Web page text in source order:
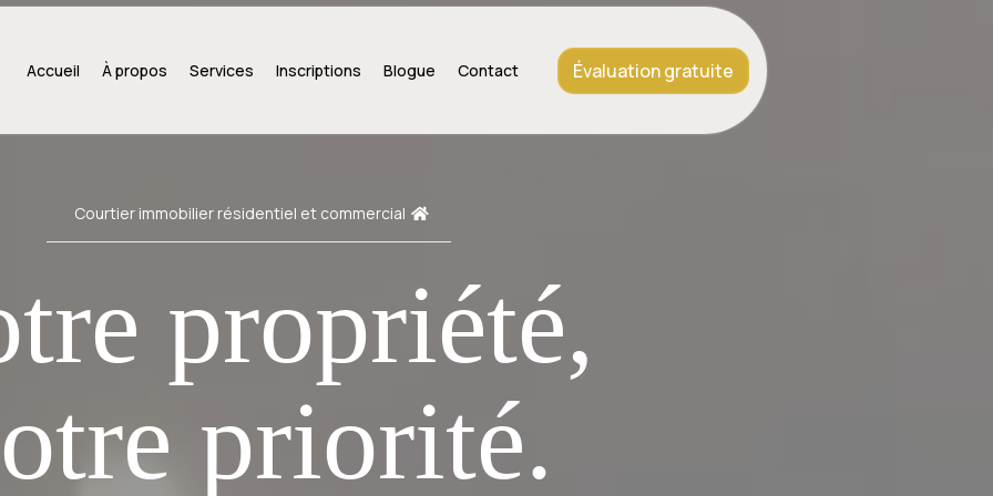
Accueil À propos Services Inscriptions Blogue Contact Évaluation gratuite
Courtier immobilier résidentiel et commercial
propriété,
priorité.